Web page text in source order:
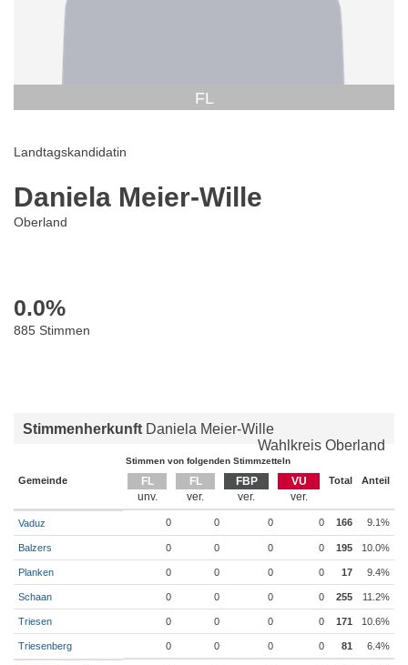
FL
Landtagskandidatin
Daniela Meier-Wille
Oberland
0.0%
885 Stimmen
Stimmenherkunft Daniela Meier-Wille
Wahlkreis Oberland
Stimmen von folgenden Stimmzetteln
Gemeinde FL FL FBP VU Total Anteil
Vaduz 0 0 0 0 166 9.1%
Balzers 0 0 0 0 195 10.0%
Planken 0 0 0 0 17 9.4%
Schaan 0 0 0 0 255 11.2%
Triesen 0 0 0 0 171 10.6%
Triesenberg 0 0 0 0 81 6.4%